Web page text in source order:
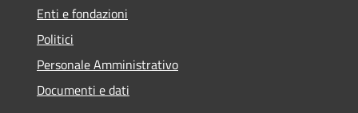
Enti e fondazioni
Politici
Personale Amministrativo
Documenti e dati